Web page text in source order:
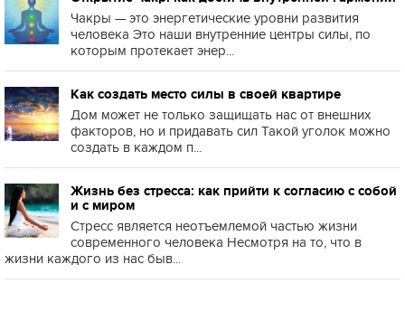
Чакры — это энергетические уровни развития
человека Это наши внутренние центры силы, по
которым протекает энер...
Как создать место силы в своей квартире
Дом может не только защищать нас от внешних
факторов, но и придавать сил Такой уголок можно
создать в каждом п...
Жизнь без стресса: как прийти к согласию с собой
и с миром
Стресс является неотъемлемой частью жизни
современного человека Несмотря на то, что в
жизни каждого из нас быв...